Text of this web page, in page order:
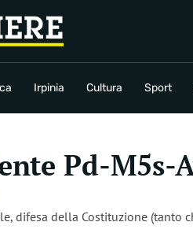
Irpinia Cultura Sport
Sport Rubriche
Pd-M5s-
difesa della Costituzione (tanto